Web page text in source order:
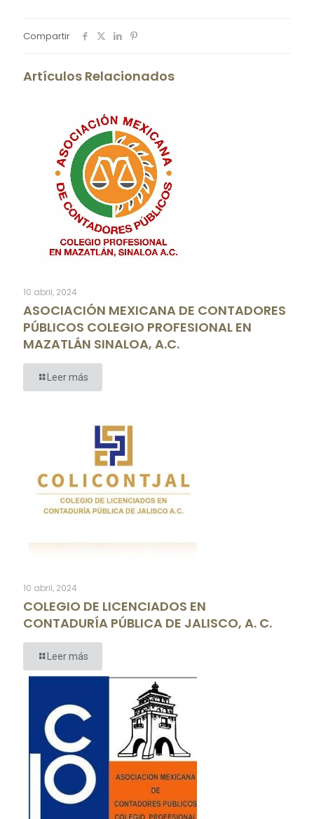
Compartir
Artículos Relacionados
10 abril, 2024
ASOCIACIÓN MEXICANA DE CONTADORES
PÚBLICOS COLEGIO PROFESIONAL EN
MAZATLÁN SINALOA, A.C.
Leer más
10 abril, 2024
COLEGIO DE LICENCIADOS EN
CONTADURÍA PÚBLICA DE JALISCO, A. C.
Leer más